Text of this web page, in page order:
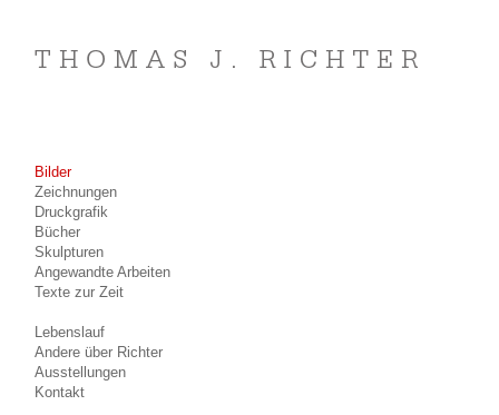
Bilder
Zeichnungen
Druckgrafik
Bücher
Skulpturen
Angewandte Arbeiten
Texte zur Zeit
Lebenslauf
Andere über Richter
Ausstellungen
Kontakt